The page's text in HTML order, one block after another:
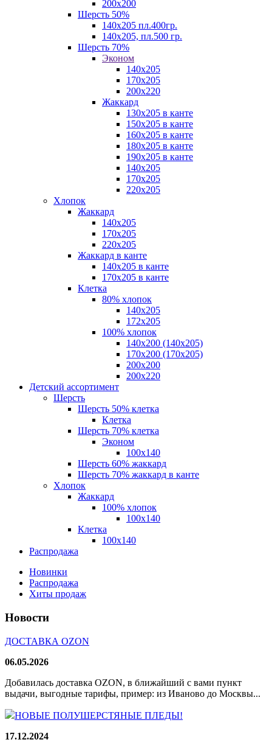
200х200
Шерсть 50%
140х205 пл.400гр.
140х205, пл.500 гр.
Шерсть 70%
Эконом
140х205
170х205
200х220
Жаккард
130х205 в канте
150х205 в канте
160х205 в канте
180х205 в канте
190х205 в канте
140х205
170х205
220х205
Хлопок
Жаккард
140x205
170х205
220х205
Жаккард в канте
140х205 в канте
170х205 в канте
Клетка
80% хлопок
140x205
172х205
100% хлопок
140x200 (140х205)
170x200 (170х205)
200х200
200х220
Детский ассортимент
Шерсть
Шерсть 50% клетка
Клетка
Шерсть 70% клетка
Эконом
100x140
Шерсть 60% жаккард
Шерсть 70% жаккард в канте
Хлопок
Жаккард
100% хлопок
100x140
Клетка
100х140
Распродажа
Новинки
Распродажа
Хиты продаж
Новости
ДОСТАВКА OZON
06.05.2026
Добавилась доставка OZON, в ближайший с вами пункт
выдачи, выгодные тарифы, пример: из Иваново до Москвы...
НОВЫЕ ПОЛУШЕРСТЯНЫЕ ПЛЕДЫ!
17.12.2024